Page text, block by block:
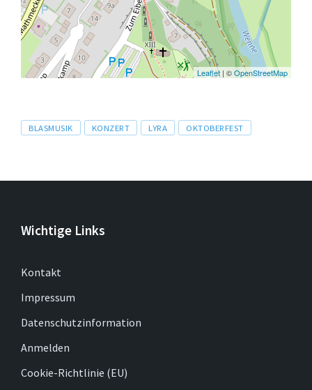
Leaflet | ©OpenStreetMap
Tags
BLASMUSIK KONZERT LYRA OKTOBERFEST
Wichtige Links
Kontakt
Impressum
Datenschutzinformation
Anmelden
Cookie-Richtlinie (EU)